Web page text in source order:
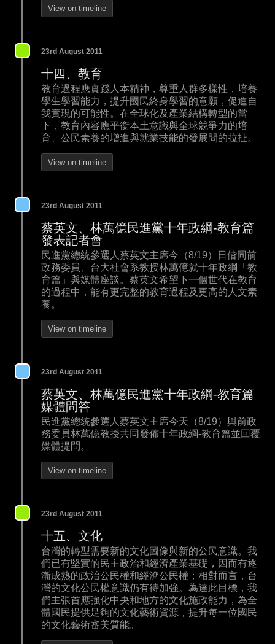
View on timeline
23rd August 2011
十四、教育
教育過程應實踐人本精神，尊重人群多樣性，培養
學生學習能力，提升國民終身學習的意願，促進自
我實現的可能性。在全球化及產業結構轉型的當
下，教育內容應平衡本土意識與全球競爭力的培
育、公民素養的增進與就業技能的發展間的拉扯。
View on timeline
23rd August 2011
蔡英文、林萬億民進黨十年政綱-教育篇
發表記者會
民進黨總統參選人蔡英文主席今（8/19）日偕同前
政務委員、台大社會系教授林萬億就十年政綱「教
育篇」與媒體座談。蔡英文希望下一個世代在教育
的過程中，能有更完整的教育過程及更高的人文素
養。
View on timeline
23rd August 2011
蔡英文、林萬億民進黨十年政綱-教育篇
媒體問答
民進黨總統參選人蔡英文主席今天（8/19）與前政
務委員林萬億教授共同發佈十年政綱-教育篇並回覆
媒體提問。
View on timeline
23rd August 2011
十五、文化
台灣的轉型需要新的文化圖像與新的公民意識。我
們已有堅實的民主政治和經濟產業基礎，因而有逐
漸成熟的政治公民權和經濟公民權；相對而言，台
灣的文化公民權意識仍有待加強。為達此目標，我
們主張首應強化中央和地方的文化施政能力，為全
體國民提供足夠的文化藝術資源，提升每一位國民
的文化藝術審美質能。